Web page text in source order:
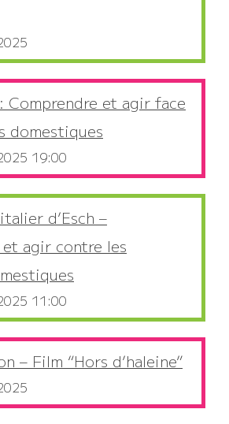
Comprendre et agir face
domestiques
19:00
d’Esch –
agir contre les
11:00
– Film “Hors d’haleine”